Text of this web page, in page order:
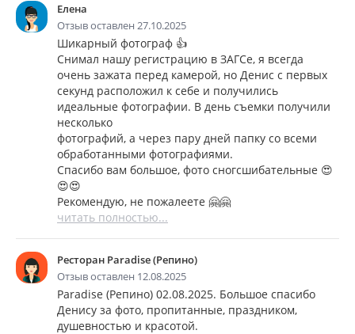
Елена
Отзыв оставлен 27.10.2025
Шикарный фотограф 👍
Снимал нашу регистрацию в ЗАГСе, я всегда
очень зажата перед камерой, но Денис с первых
секунд расположил к себе и получились
идеальные фотографии. В день съемки получили
несколько
фотографий, а через пару дней папку со всеми
обработанными фотографиями.
Спасибо вам большое, фото сногсшибательные 😍
😍😍
Рекомендую, не пожалеете 🤗🤗
читать полностью...
Ресторан Paradise (Репино)
Отзыв оставлен 12.08.2025
Paradise (Репино) 02.08.2025. Большое спасибо
Денису за фото, пропитанные, праздником,
душевностью и красотой.